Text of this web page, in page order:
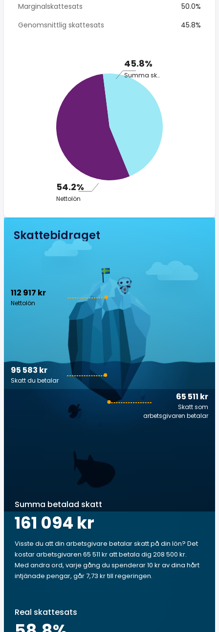
Marginalskattesats
50.0%
Genomsnittlig skattesats
45.8%
45.8%
Summa skatt
54.2%
Nettolön
Skattebidraget
112 917 kr
Nettolön
65 511 kr
Skatt som
arbetsgivaren betalar
95 583 kr
Skatt du betalar
Summa betalad skatt
161 094 kr
Visste du att din arbetsgivare betalar skatt på din lön? Det
kostar arbetsgivaren 65 511 kr att betala dig 208 500 kr.
Med andra ord, varje gång du spenderar 10 kr av dina hårt
intjänade pengar, går 7,73 kr till regeringen.
Real skattesats